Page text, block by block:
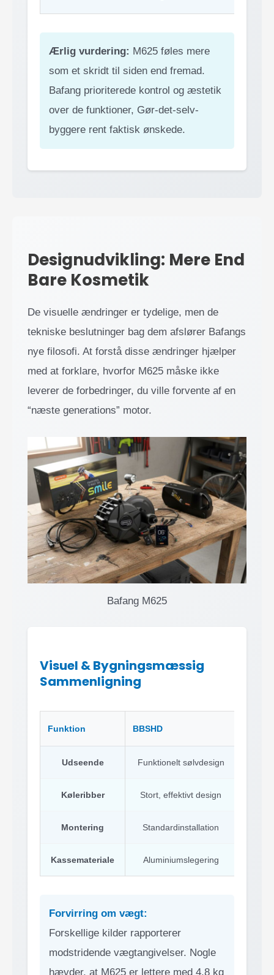
Ærlig vurdering: M625 føles mere
som et skridt til siden end fremad.
Bafang prioriterede kontrol og æstetik
over de funktioner, Gør-det-selv-
byggere rent faktisk ønskede.
Designudvikling: Mere End
Bare Kosmetik
De visuelle ændringer er tydelige, men de
tekniske beslutninger bag dem afslører Bafangs
nye filosofi. At forstå disse ændringer hjælper
med at forklare, hvorfor M625 måske ikke
leverer de forbedringer, du ville forvente af en
“næste generations” motor.
Bafang M625
Visuel & Bygningsmæssig
Sammenligning
Funktion BBSHD
Udseende Funktionelt sølvdesign
Køleribber Stort, effektivt design
Montering Standardinstallation
Kassemateriale Aluminiumslegering
Forvirring om vægt:
Forskellige kilder rapporterer
modstridende vægtangivelser. Nogle
hævder, at M625 er lettere med 4,8 kg